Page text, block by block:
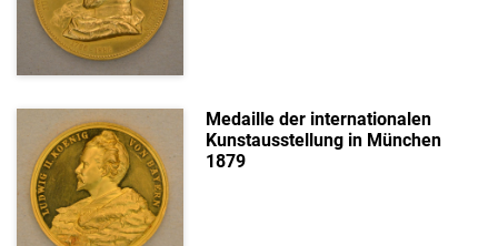
Medaille der internationalen
Kunstausstellung in München
1879